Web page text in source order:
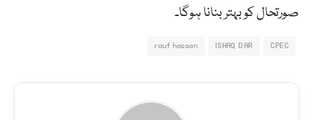
صورتحال کو بہتر بنانا ہوگا۔
CPEC
ISHAQ DAR
rauf hassan